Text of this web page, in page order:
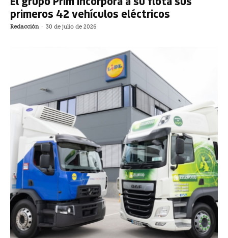
primeros 42 vehículos eléctricos
Redacción - 30 de julio de 2026